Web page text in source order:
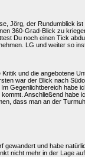
Jörg, der Rundumblick
360-Grad-Blick zu
Du noch einen Tick
LG und weiter so
und die angebotene
war der Blick nach
Gegenlichtbereich habe
Anschließend habe
dass man an der
gewandert und habe
nicht mehr in der Lage